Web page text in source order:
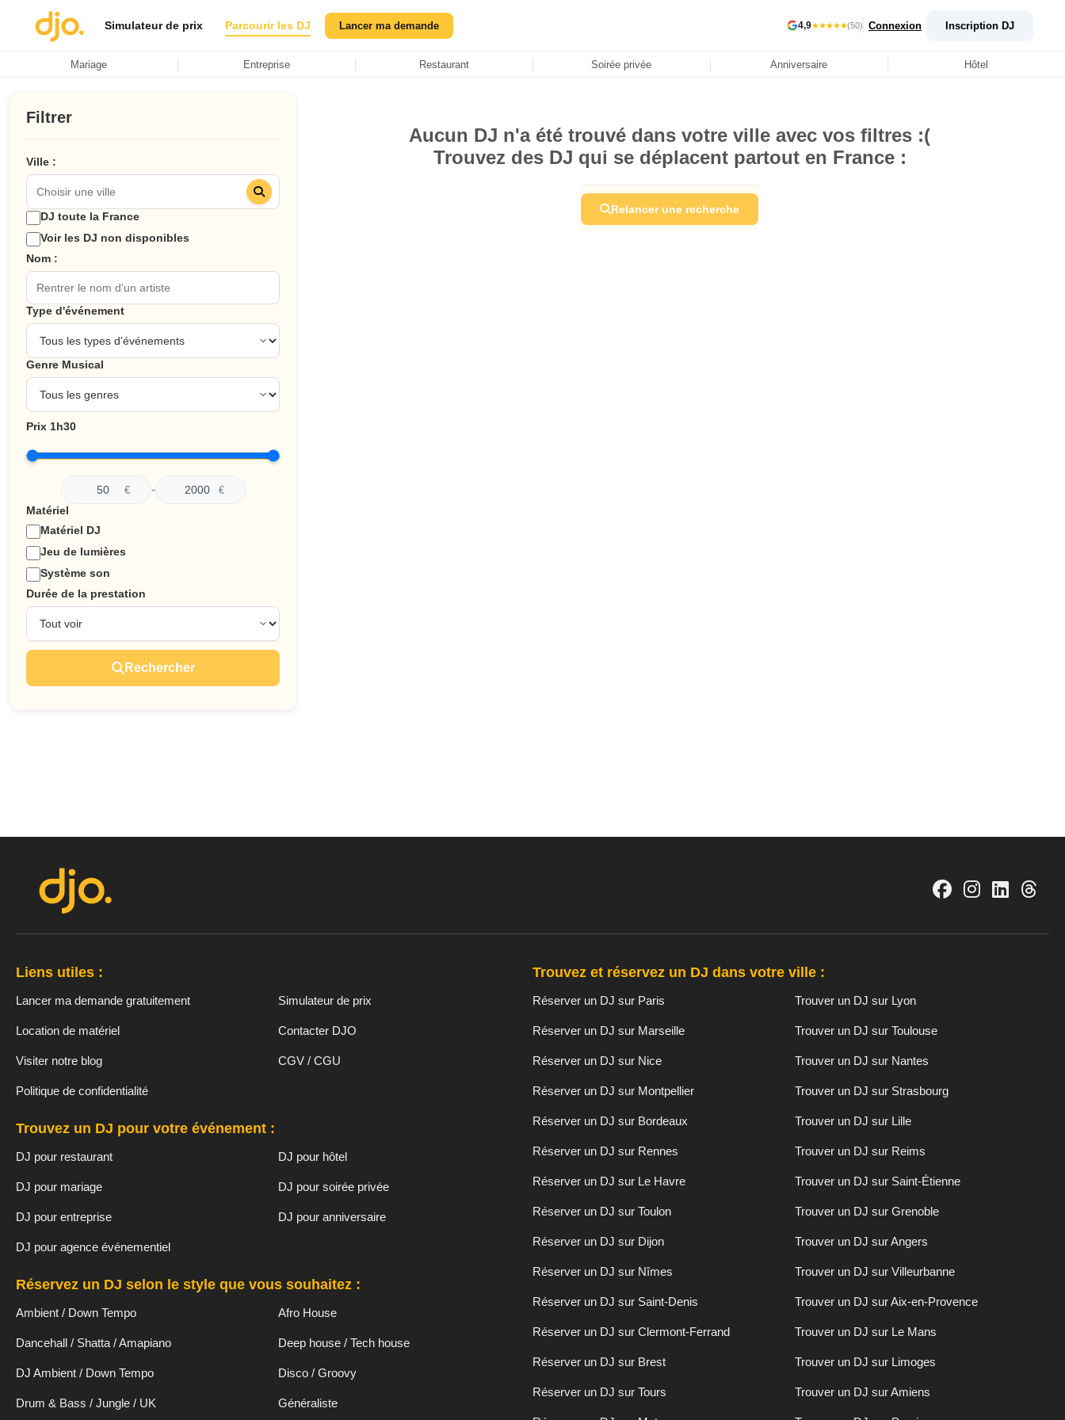
Simulateur de prix Parcourir les DJ Lancer ma demande 4,9★★★★★(50) Connexion Inscription DJ
Mariage Entreprise Restaurant Soirée privée Anniversaire Hôtel
Filtrer
Ville :
DJ toute la France
Voir les DJ non disponibles
Nom :
Type d'événement
Genre Musical
Prix 1h30
€ - €
Matériel
Matériel DJ
Jeu de lumières
Système son
Durée de la prestation
Rechercher
Aucun DJ n'a été trouvé dans votre ville avec vos filtres :(
Trouvez des DJ qui se déplacent partout en France :
Relancer une recherche
Liens utiles :
Lancer ma demande gratuitement Simulateur de prix
Location de matériel Contacter DJO
Visiter notre blog CGV / CGU
Politique de confidentialité
Trouvez un DJ pour votre événement :
DJ pour restaurant DJ pour hôtel
DJ pour mariage DJ pour soirée privée
DJ pour entreprise DJ pour anniversaire
DJ pour agence événementiel
Réservez un DJ selon le style que vous souhaitez :
Ambient / Down Tempo Afro House
Dancehall / Shatta / Amapiano Deep house / Tech house
DJ Ambient / Down Tempo Disco / Groovy
Drum & Bass / Jungle / UK Généraliste
Trouvez et réservez un DJ dans votre ville :
Réserver un DJ sur Paris Trouver un DJ sur Lyon
Réserver un DJ sur Marseille Trouver un DJ sur Toulouse
Réserver un DJ sur Nice Trouver un DJ sur Nantes
Réserver un DJ sur Montpellier Trouver un DJ sur Strasbourg
Réserver un DJ sur Bordeaux Trouver un DJ sur Lille
Réserver un DJ sur Rennes Trouver un DJ sur Reims
Réserver un DJ sur Le Havre Trouver un DJ sur Saint-Étienne
Réserver un DJ sur Toulon Trouver un DJ sur Grenoble
Réserver un DJ sur Dijon Trouver un DJ sur Angers
Réserver un DJ sur Nîmes Trouver un DJ sur Villeurbanne
Réserver un DJ sur Saint-Denis Trouver un DJ sur Aix-en-Provence
Réserver un DJ sur Clermont-Ferrand Trouver un DJ sur Le Mans
Réserver un DJ sur Brest Trouver un DJ sur Limoges
Réserver un DJ sur Tours Trouver un DJ sur Amiens